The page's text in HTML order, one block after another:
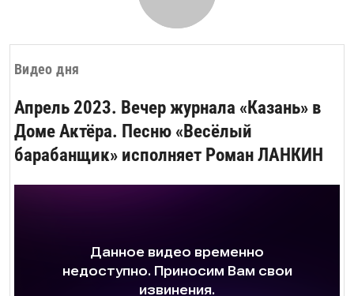
Видео дня
Апрель 2023. Вечер журнала «Казань» в
Доме Актёра. Песню «Весёлый
барабанщик» исполняет Роман ЛАНКИН